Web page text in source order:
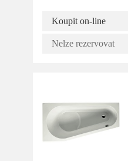
Koupit on-line
Nelze rezervovat